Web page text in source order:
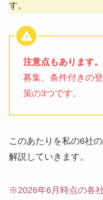
す。
注意点もあります。
募集、条件付きの
策の3つです。
このあたりを私の6社
解説していきます。
※2026年6月時点の各